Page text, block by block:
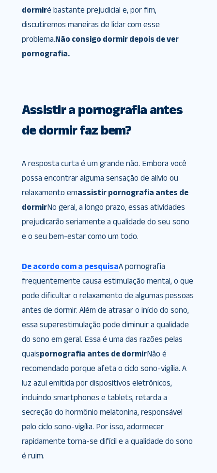
dormiré bastante prejudicial e, por fim,
discutiremos maneiras de lidar com esse
problema.Não consigo dormir depois de ver
pornografia.
Assistir a pornografia antes
de dormir faz bem?
A resposta curta é um grande não. Embora você
possa encontrar alguma sensação de alívio ou
relaxamento emassistir pornografia antes de
dormirNo geral, a longo prazo, essas atividades
prejudicarão seriamente a qualidade do seu sono
e o seu bem-estar como um todo.
De acordo com a pesquisaA pornografia
frequentemente causa estimulação mental, o que
pode dificultar o relaxamento de algumas pessoas
antes de dormir. Além de atrasar o início do sono,
essa superestimulação pode diminuir a qualidade
do sono em geral. Essa é uma das razões pelas
quaispornografia antes de dormirNão é
recomendado porque afeta o ciclo sono-vigília. A
luz azul emitida por dispositivos eletrônicos,
incluindo smartphones e tablets, retarda a
secreção do hormônio melatonina, responsável
pelo ciclo sono-vigília. Por isso, adormecer
rapidamente torna-se difícil e a qualidade do sono
é ruim.